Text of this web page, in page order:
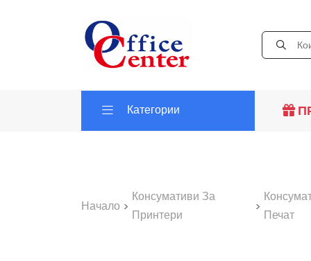
Категории
Начало >
Консумативи За
Принтери
>
Печат